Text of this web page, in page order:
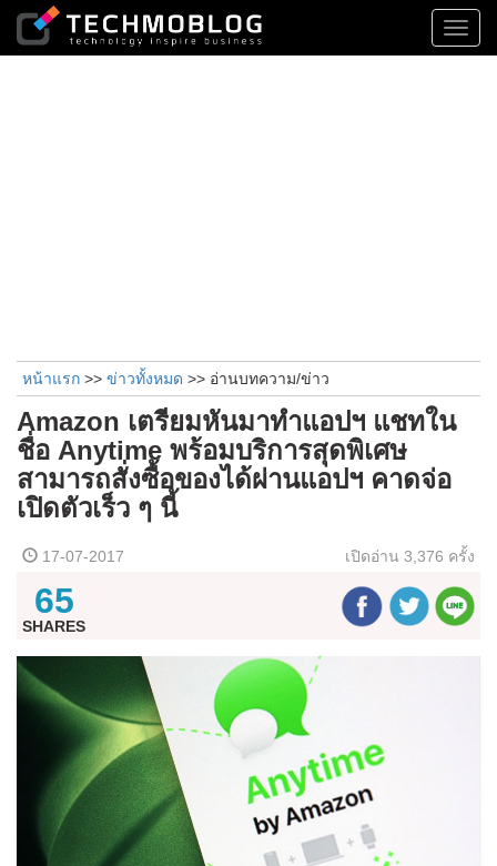
หน้าแรก >> ข่าวทั้งหมด >> อ่านบทความ/ข่าว
Amazon เตรียมหันมาทำแอปฯ แชทใน
ชื่อ Anytime พร้อมบริการสุดพิเศษ
สามารถสั่งซื้อของได้ผ่านแอปฯ คาดจ่อ
เปิดตัวเร็ว ๆ นี้
17-07-2017 เปิดอ่าน 3,376 ครั้ง
65
SHARES